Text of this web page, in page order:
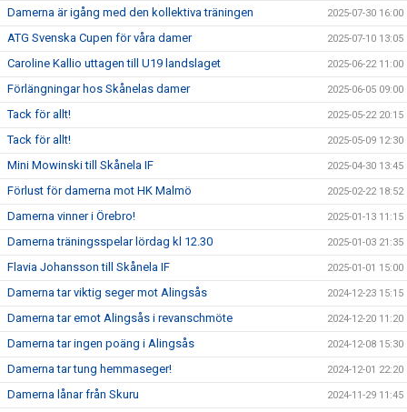
Damerna är igång med den kollektiva träningen 2025-07-30 16:00
ATG Svenska Cupen för våra damer 2025-07-10 13:05
Caroline Kallio uttagen till U19 landslaget 2025-06-22 11:00
Förlängningar hos Skånelas damer 2025-06-05 09:00
Tack för allt! 2025-05-22 20:15
Tack för allt! 2025-05-09 12:30
Mini Mowinski till Skånela IF 2025-04-30 13:45
Förlust för damerna mot HK Malmö 2025-02-22 18:52
Damerna vinner i Örebro! 2025-01-13 11:15
Damerna träningsspelar lördag kl 12.30 2025-01-03 21:35
Flavia Johansson till Skånela IF 2025-01-01 15:00
Damerna tar viktig seger mot Alingsås 2024-12-23 15:15
Damerna tar emot Alingsås i revanschmöte 2024-12-20 11:20
Damerna tar ingen poäng i Alingsås 2024-12-08 15:30
Damerna tar tung hemmaseger! 2024-12-01 22:20
Damerna lånar från Skuru 2024-11-29 11:45